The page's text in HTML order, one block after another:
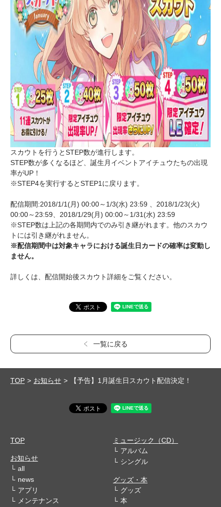
スカウトを行うとSTEP数が進行します。
STEP数が多くなるほど、誕生月イベントアイチュウたちの出現
率がUP！
※STEP4を実行するとSTEP1に戻ります。
配信期間:2018/1/1(月) 00:00～1/3(水) 23:59 、2018/1/23(火)
00:00～23:59、2018/1/29(月) 00:00～1/31(水) 23:59
※STEP数は上記の各期間内でのみ引き継がれます。他のスカウ
トには引き継がれません。
※配信期間中は対象キャラにおける誕生日カードの確率は変動し
ません。
詳しくは、配信開始後スカウト詳細をご覧ください。
一覧に戻る
TOP お知らせ 【予告】1月誕生日スカウト配信決定！
TOP
お知らせ
all
news
アプリ
メンテナンス
ミュージック（CD）
アルバム
シングル
グッズ・本
グッズ
本